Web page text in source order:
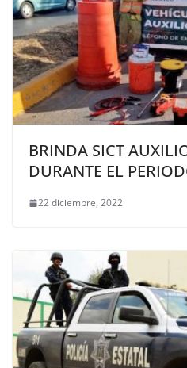
BRINDA SICT
DURANTE EL
22 diciembre, 2022